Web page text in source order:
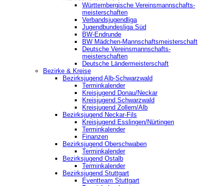
Württembergische Vereinsmannschafts-
meisterschaften
Verbandsjugendliga
Jugendbundesliga Süd
BW-Endrunde
BW Mädchen-Mannschaftsmeisterschaft
Deutsche Vereinsmannschafts-
meisterschaften
Deutsche Ländermeisterschaft
Bezirke & Kreise
Bezirksjugend Alb-Schwarzwald
Terminkalender
Kreisjugend Donau/Neckar
Kreisjugend Schwarzwald
Kreisjugend Zollern/Alb
Bezirksjugend Neckar-Fils
Kreisjugend ‎Esslingen/Nürtingen
Terminkalender
Finanzen
Bezirksjugend Oberschwaben
Terminkalender
Bezirksjugend Ostalb
Terminkalender
Bezirksjugend Stuttgart
‎Eventteam Stuttgart